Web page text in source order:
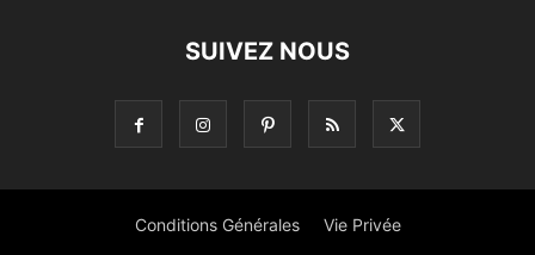
SUIVEZ NOUS
Conditions Générales Vie Privée